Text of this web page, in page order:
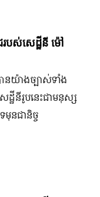
ឋីនី ម៉ៅ
ាស់​ទាំង​
ះ​ជា​មនុស្ស​
កាន់ត